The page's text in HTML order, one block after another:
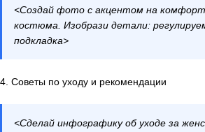
<Создай фото с акцентом на комфорт
костюма. Изобрази детали:
подкладка>
4. Советы по уходу и рекомендации
<Сделай инфографику об уходе за